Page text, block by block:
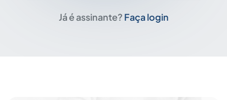
Já é assinante? Faça login